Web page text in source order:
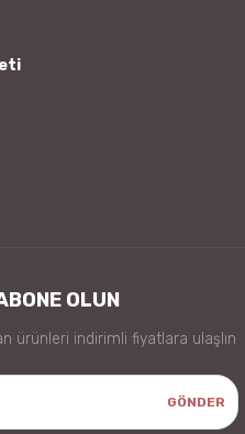
OLUN
ürünleri indirimli fiyatlara ulaşlın
GÖNDER